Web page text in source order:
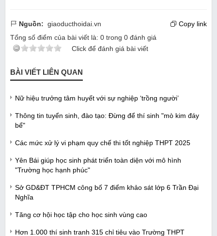
Nguồn: giaoducthoidai.vn
Copy link
Tổng số điểm của bài viết là: 0 trong 0 đánh giá
Click để đánh giá bài viết
BÀI VIẾT LIÊN QUAN
Nữ hiệu trưởng tâm huyết với sự nghiệp ‘trồng người’
Thông tin tuyển sinh, đào tạo: Đừng để thí sinh "mò kim đáy
bể"
Các mức xử lý vi phạm quy chế thi tốt nghiệp THPT 2025
Yên Bái giúp học sinh phát triển toàn diện với mô hình
"Trường học hạnh phúc"
Sở GD&ĐT TPHCM công bố 7 điểm khảo sát lớp 6 Trần Đại
Nghĩa
Tăng cơ hội học tập cho học sinh vùng cao
Hơn 1.000 thí sinh tranh 315 chỉ tiêu vào Trường THPT